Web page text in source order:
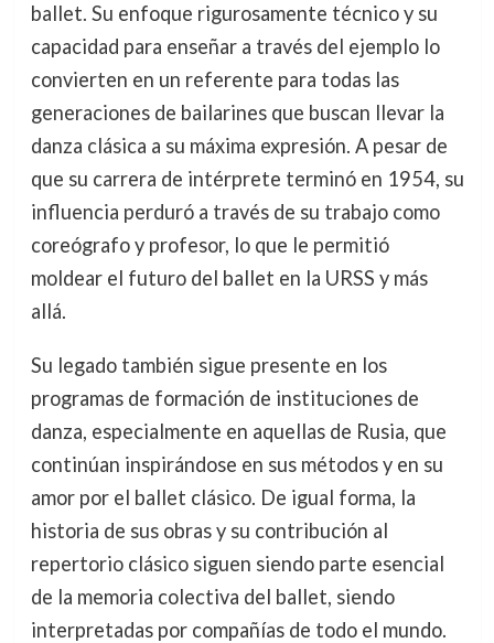
ballet. Su enfoque rigurosamente técnico y su
capacidad para enseñar a través del ejemplo lo
convierten en un referente para todas las
generaciones de bailarines que buscan llevar la
danza clásica a su máxima expresión. A pesar de
que su carrera de intérprete terminó en 1954, su
influencia perduró a través de su trabajo como
coreógrafo y profesor, lo que le permitió
moldear el futuro del ballet en la URSS y más
allá.
Su legado también sigue presente en los
programas de formación de instituciones de
danza, especialmente en aquellas de Rusia, que
continúan inspirándose en sus métodos y en su
amor por el ballet clásico. De igual forma, la
historia de sus obras y su contribución al
repertorio clásico siguen siendo parte esencial
de la memoria colectiva del ballet, siendo
interpretadas por compañías de todo el mundo.